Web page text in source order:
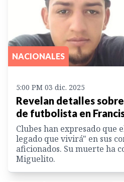
NACIONALES
5:00 PM 03 dic. 2025
Revelan detalles
de futbolista en
Clubes han expresado que
legado que vivirá" en sus
aficionados. Su muerte ha
Miguelito.